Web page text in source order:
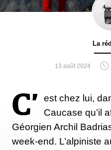
La
13 août 2024
C’
est chez lui,
Caucase qu’il
Géorgien Archil
week-end. L’alpiniste